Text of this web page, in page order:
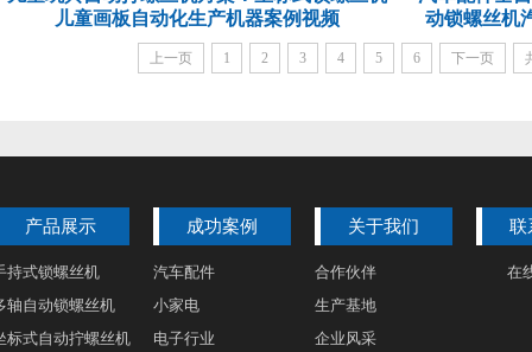
儿童画板自动化生产机器案例视频
动锁螺丝机
上一页 1 2 3 4 5 6 下一页
产品展示
持式锁螺丝机
轴自动锁螺丝机
标式自动拧螺丝机
成功案例
汽车配件
小家电
电子行业
关于我们
合作伙伴
生产基地
企业风采
联
在